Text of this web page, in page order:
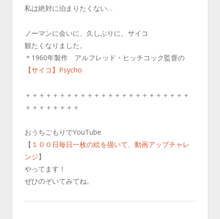
私は絶対に泊まりたくない…
ノーマンに会いに、久しぶりに、サイコ
観たくなりました。
＊1960年製作 アルフレッド・ヒッチコック監督の
【サイコ】Psycho
＋＋＋＋＋＋＋＋＋＋＋＋＋＋＋＋＋＋＋＋＋＋＋＋
＋＋＋＋＋＋＋＋
おうちごもりでYouTube
【 １００日毎日一枚の絵を描いて、動画アップチャレ
ンジ】
やってます！
ぜひのぞいてみてね。